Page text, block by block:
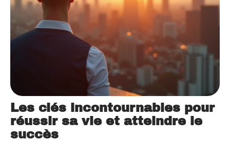
Les clés incontournables pour
réussir sa vie et atteindre le
succès